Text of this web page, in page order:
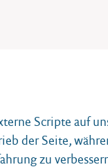
Scripte auf
der Seite,
zu